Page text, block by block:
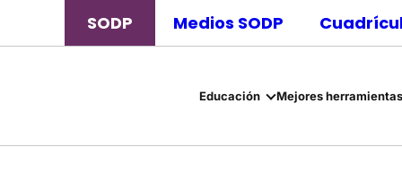
SODP Medios SODP
Educación Mejores